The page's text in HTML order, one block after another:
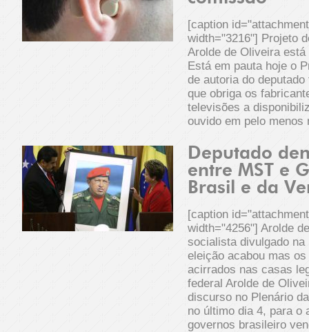
[caption
width="3216"] Projeto
Arolde de Oliveira
Está em pauta hoje o
de autoria do
que obriga os
televisões a
ouvido em pelo menos
Deputado
entre MST e
Brasil e da
[caption
width="4256"] Arolde
socialista divulgado
eleição acabou mas
acirrados nas casas
federal Arolde de
discurso no Plenário
no último dia 4, para o
governos brasileiro